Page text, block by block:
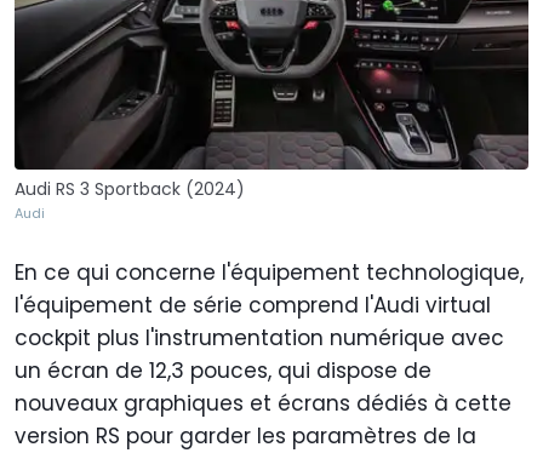
Audi RS 3 Sportback (2024)
Audi
En ce qui concerne l'équipement technologique,
l'équipement de série comprend l'Audi virtual
cockpit plus l'instrumentation numérique avec
un écran de 12,3 pouces, qui dispose de
nouveaux graphiques et écrans dédiés à cette
version RS pour garder les paramètres de la